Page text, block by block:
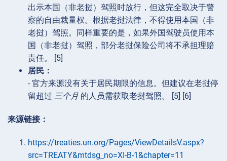
出示本国（非老挝）驾照时放行，但这完全取决于警
察的自由裁量权。根据老挝法律，不得使用本国（非
老挝）驾照。同样重要的是，如果外国驾驶员使用本
国（非老挝）驾照，部分老挝保险公司将不承担理赔
责任。 [5]
居民：
- 官方来源没有关于居民期限的信息。但建议在老挝停
留超过 三个月 的人员需获取老挝驾照。 [5] [6]
来源链接：
https://treaties.un.org/Pages/ViewDetailsV.aspx?
src=TREATY&mtdsg_no=XI-B-1&chapter=11